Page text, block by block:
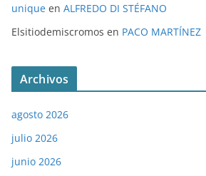
unique en ALFREDO DI STÉFANO
Elsitiodemiscromos en PACO MARTÍNEZ
Archivos
agosto 2026
julio 2026
junio 2026